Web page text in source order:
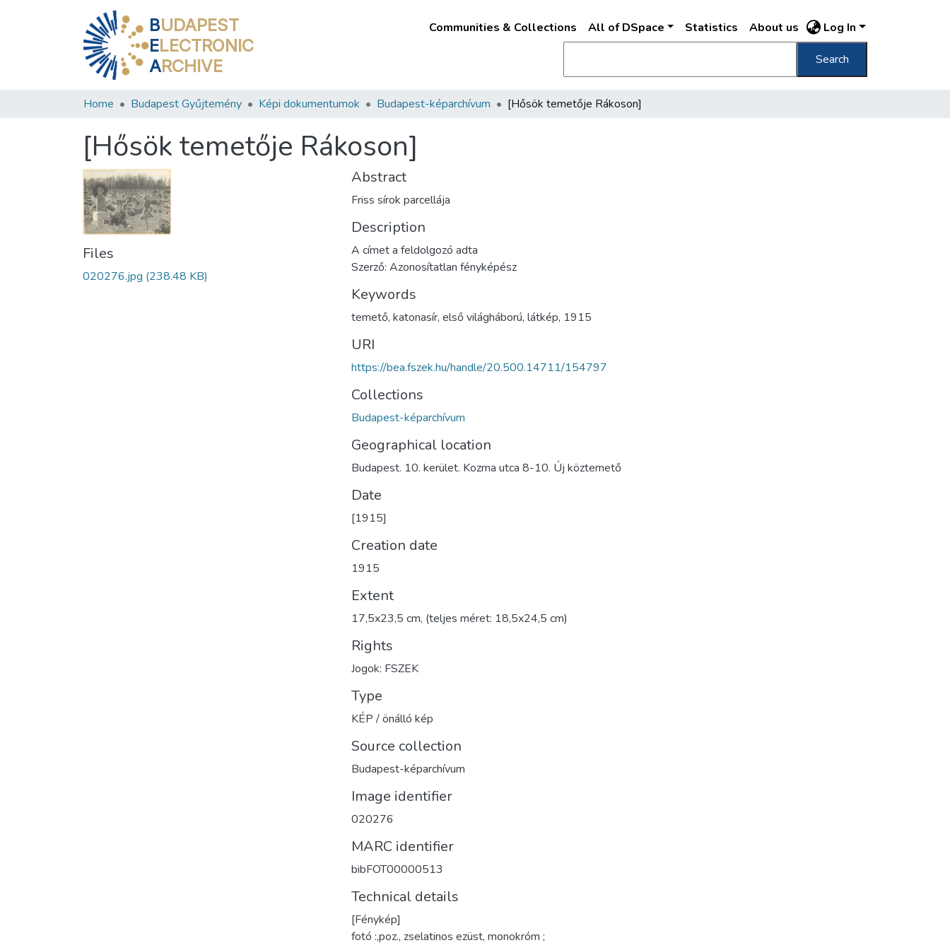
BUDAPEST
ELECTRONIC
ARCHIVE
Communities & Collections All of DSpace Statistics About us Log In
Search
Home Budapest Gyűjtemény Képi dokumentumok Budapest-képarchívum [Hősök temetője Rákoson]
[Hősök temetője Rákoson]
Files
020276.jpg (238.48 KB)
Abstract
Friss sírok parcellája
Description
A címet a feldolgozó adta
Szerző: Azonosítatlan fényképész
Keywords
temető, katonasír, első világháború, látkép, 1915
URI
https://bea.fszek.hu/handle/20.500.14711/154797
Collections
Budapest-képarchívum
Geographical location
Budapest. 10. kerület. Kozma utca 8-10. Új köztemető
Date
[1915]
Creation date
1915
Extent
17,5x23,5 cm, (teljes méret: 18,5x24,5 cm)
Rights
Jogok: FSZEK
Type
KÉP / önálló kép
Source collection
Budapest-képarchívum
Image identifier
020276
MARC identifier
bibFOT00000513
Technical details
[Fénykép]
fotó :,poz., zselatinos ezüst, monokróm ;